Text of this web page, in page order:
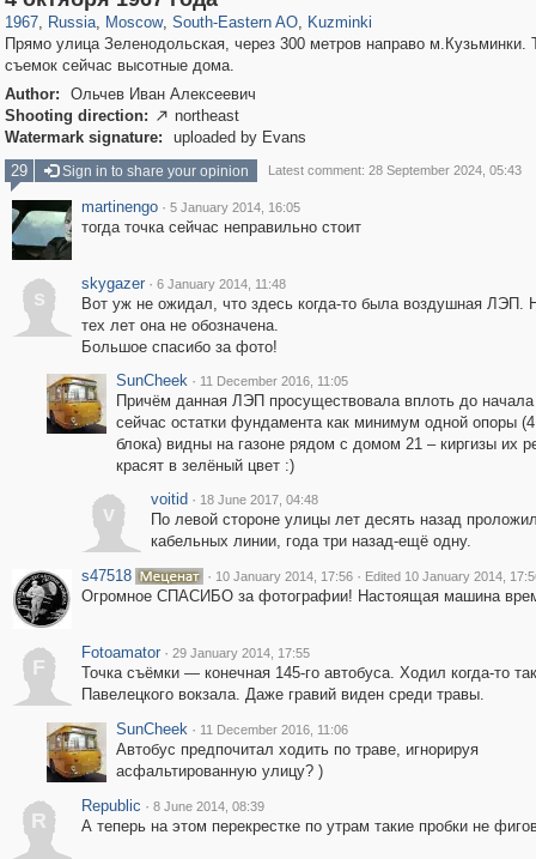
1967, Russia, Moscow, South-Eastern AO, Kuzminki
Прямо улица Зеленодольская, через 300 метров направо м.Кузьминки.
съемок сейчас высотные дома.
Author:
Ольчев Иван Алексеевич
Shooting direction:  northeast
Watermark signature:
uploaded by Evans
29
Sign in to share your opinion Latest comment: 28 September 2024, 05:43
martinengo · 5 January 2014, 16:05
тогда точка сейчас неправильно стоит
s
skygazer · 6 January 2014, 11:48
Вот уж не ожидал, что здесь когда-то была воздушная ЛЭП.
тех лет она не обозначена.
Большое спасибо за фото!
SunCheek · 11 December 2016, 11:05
Причём данная ЛЭП просуществовала вплоть до
сейчас остатки фундамента как минимум одной опоры
блока) видны на газоне рядом с домом 21 – киргизы их
красят в зелёный цвет :)
v
voitid · 18 June 2017, 04:48
По левой стороне улицы лет десять назад
кабельных линии, года три назад-ещё одну.
s47518
· 10 January 2014, 17:56 · Edited 10 January 2014,
Огромное СПАСИБО за фотографии! Настоящая машина
F
Fotoamator · 29 January 2014, 17:55
Точка съёмки — конечная 145-го автобуса. Ходил когда-то
Павелецкого вокзала. Даже гравий виден среди травы.
SunCheek · 11 December 2016, 11:06
Автобус предпочитал ходить по траве, игнорируя
асфальтированную улицу? )
R
Republic · 8 June 2014, 08:39
А теперь на этом перекрестке по утрам такие пробки не